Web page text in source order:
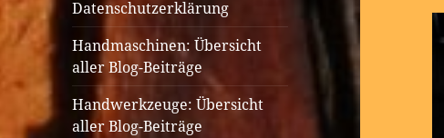
Datenschutzerklärung
Handmaschinen: Übersicht
aller Blog-Beiträge
Handwerkzeuge: Übersicht
aller Blog-Beiträge